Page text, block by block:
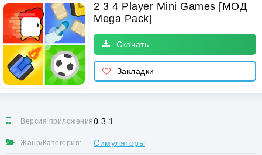
2 3 4 Player Mini Games [МОД
Mega Pack]
Скачать
Закладки
Версия приложения:0.3.1
Жанр/Категория: Симуляторы